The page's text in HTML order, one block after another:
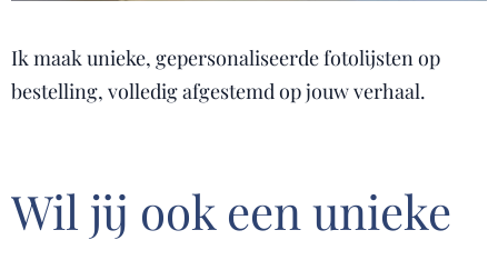
Ik maak unieke, gepersonaliseerde fotolijsten op
bestelling, volledig afgestemd op jouw verhaal.
Wil jij ook een unieke